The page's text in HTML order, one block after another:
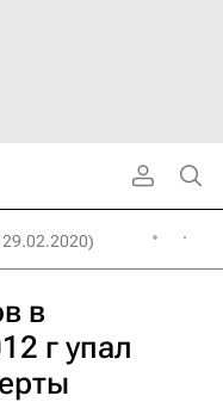
в
г упал